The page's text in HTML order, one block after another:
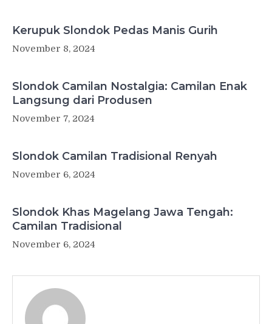
Kerupuk Slondok Pedas Manis Gurih
November 8, 2024
Slondok Camilan Nostalgia: Camilan Enak
Langsung dari Produsen
November 7, 2024
Slondok Camilan Tradisional Renyah
November 6, 2024
Slondok Khas Magelang Jawa Tengah:
Camilan Tradisional
November 6, 2024